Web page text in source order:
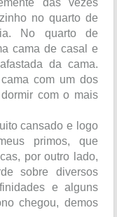
no quarto de
No quarto de
cama de casal e
da cama.
com um dos
com o mais
cansado e logo
primos, que
por outro lado,
sobre diversos
e alguns
chegou, demos